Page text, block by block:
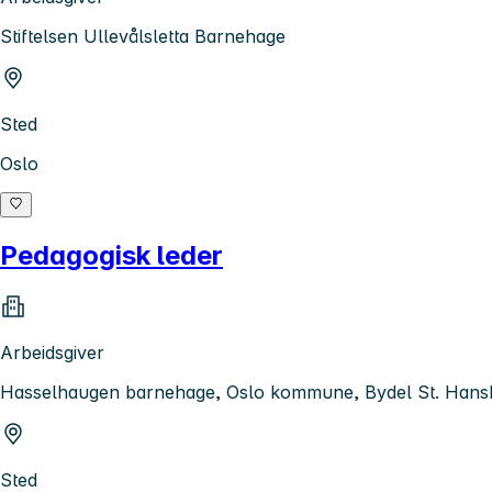
Stiftelsen Ullevålsletta Barnehage
Sted
Oslo
Pedagogisk leder
Arbeidsgiver
Hasselhaugen barnehage, Oslo kommune, Bydel St.
Sted